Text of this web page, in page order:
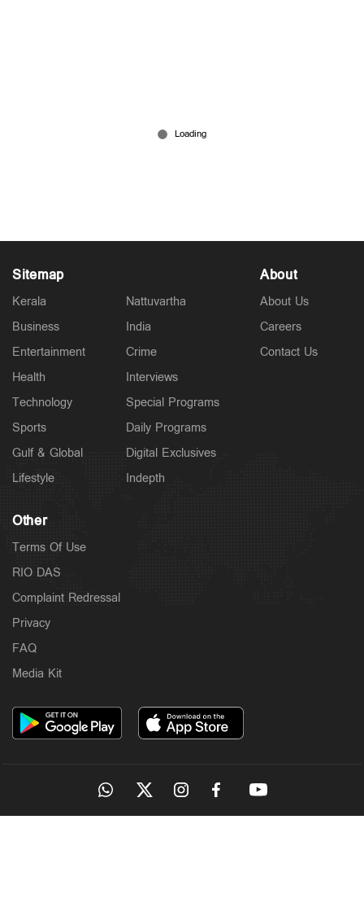
'ഇന്ത്യ വാക്കുമാറ്റി, അടിമുടി സ്വാര്‍ഥര്‍'! ബുള്ളറ്റ്
Sitemap
Kerala
Business
Entertainment
Health
Technology
Sports
Gulf & Global
Lifestyle
Nattuvartha
India
Crime
Interviews
Special Programs
Daily Programs
Digital Exclusives
Indepth
About
About Us
Careers
Contact Us
Other
Terms Of Use
RIO DAS
Complaint Redressal
Privacy
FAQ
Media Kit